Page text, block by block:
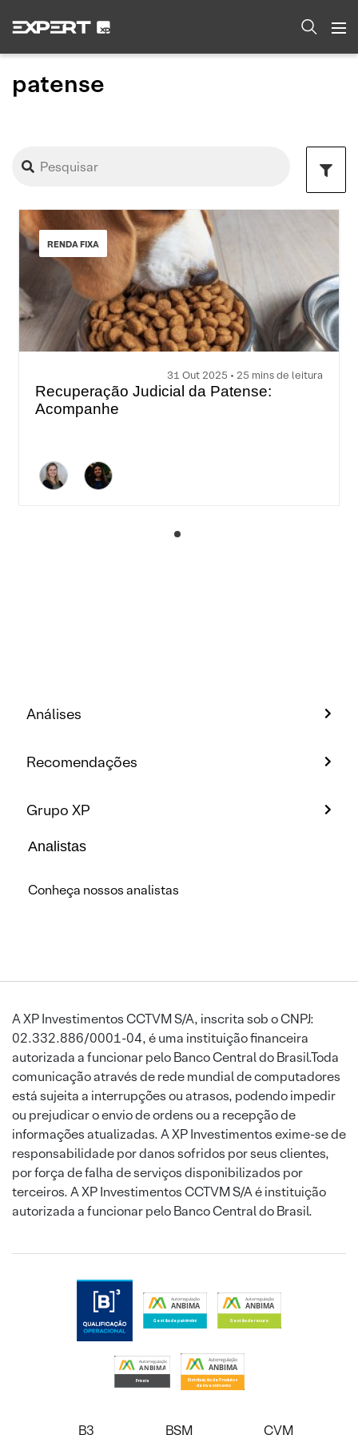
patense
RENDA FIXA
31 Out 2025 • 25 mins de leitura
Recuperação Judicial da Patense:
Acompanhe
Análises
Recomendações
Grupo XP
Analistas
Conheça nossos analistas
A XP Investimentos CCTVM S/A, inscrita sob o CNPJ:
02.332.886/0001-04, é uma instituição financeira
autorizada a funcionar pelo Banco Central do Brasil.Toda
comunicação através de rede mundial de computadores
está sujeita a interrupções ou atrasos, podendo impedir
ou prejudicar o envio de ordens ou a recepção de
informações atualizadas. A XP Investimentos exime-se de
responsabilidade por danos sofridos por seus clientes,
por força de falha de serviços disponibilizados por
terceiros. A XP Investimentos CCTVM S/A é instituição
autorizada a funcionar pelo Banco Central do Brasil.
B3 BSM CVM